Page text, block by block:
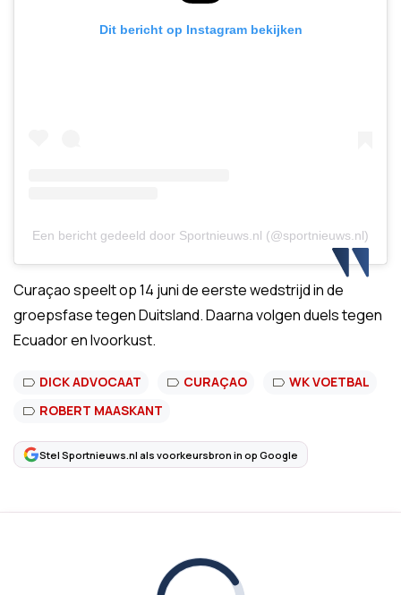
Dit bericht op Instagram bekijken
Een bericht gedeeld door Sportnieuws.nl (@sportnieuws.nl)
Curaçao speelt op 14 juni de eerste wedstrijd in de
groepsfase tegen Duitsland. Daarna volgen duels tegen
Ecuador en Ivoorkust.
DICK ADVOCAAT CURAÇAO
WK VOETBAL
ROBERT MAASKANT
Stel Sportnieuws.nl als voorkeursbron in op Google